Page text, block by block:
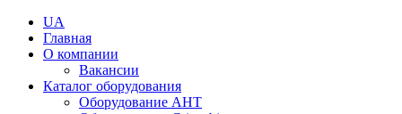
UA
Главная
О компании
Вакансии
Каталог оборудования
Оборудование AHT